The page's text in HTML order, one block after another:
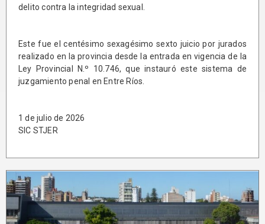
delito contra la integridad sexual.
Este fue el centésimo sexagésimo sexto juicio por jurados
realizado en la provincia desde la entrada en vigencia de la
Ley Provincial N.º 10.746, que instauró este sistema de
juzgamiento penal en Entre Ríos.
1 de julio de 2026
SIC STJER